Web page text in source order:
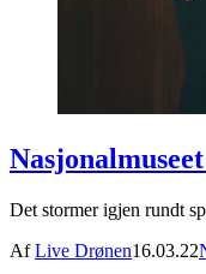
Det stormer igjen rundt
AfLive Drønen16.03.22